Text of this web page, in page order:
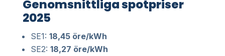
Genomsnittliga spotpriser
2025
SE1: 18,45 öre/kWh
SE2: 18,27 öre/kWh